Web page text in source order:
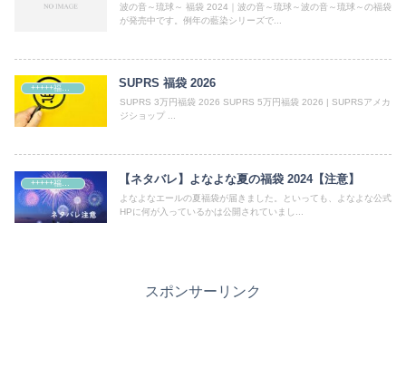
波の音～琉球～ 福袋 2024｜波の音～琉球～波の音～琉球～の福袋
が発売中です。例年の藍染シリーズで...
SUPRS 福袋 2026
SUPRS 3万円福袋 2026 SUPRS 5万円福袋 2026 | SUPRSアメカ
ジショップ ...
+++++福袋++++++ 【ネタバレ】よなよな夏の福袋 2024【注意】
よなよなエールの夏福袋が届きました。といっても、よなよな公式
HPに何が入っているかは公開されていまし...
スポンサーリンク